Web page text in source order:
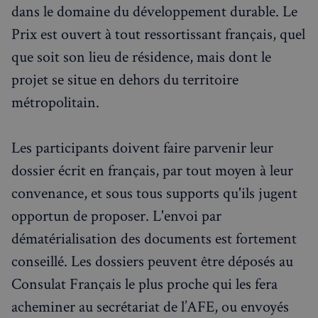
dans le domaine du développement durable. Le
Prix est ouvert à tout ressortissant français, quel
que soit son lieu de résidence, mais dont le
projet se situe en dehors du territoire
métropolitain.
Les participants doivent faire parvenir leur
dossier écrit en français, par tout moyen à leur
convenance, et sous tous supports qu'ils jugent
opportun de proposer. L'envoi par
dématérialisation des documents est fortement
conseillé. Les dossiers peuvent être déposés au
Consulat Français le plus proche qui les fera
acheminer au secrétariat de l’AFE, ou envoyés